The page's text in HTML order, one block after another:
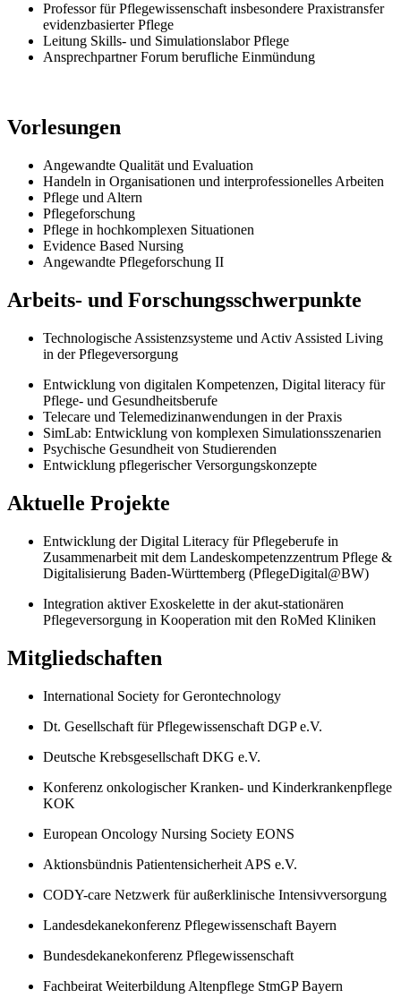
Professor für Pflegewissenschaft insbesondere Praxistransfer
evidenzbasierter Pflege
Leitung Skills- und Simulationslabor Pflege
Ansprechpartner Forum berufliche Einmündung
Vorlesungen
Angewandte Qualität und Evaluation
Handeln in Organisationen und interprofessionelles Arbeiten
Pflege und Altern
Pflegeforschung
Pflege in hochkomplexen Situationen
Evidence Based Nursing
Angewandte Pflegeforschung II
Arbeits- und Forschungsschwerpunkte
Technologische Assistenzsysteme und Activ Assisted Living
in der Pflegeversorgung
Entwicklung von digitalen Kompetenzen, Digital literacy für
Pflege- und Gesundheitsberufe
Telecare und Telemedizinanwendungen in der Praxis
SimLab: Entwicklung von komplexen Simulationsszenarien
Psychische Gesundheit von Studierenden
Entwicklung pflegerischer Versorgungskonzepte
Aktuelle Projekte
Entwicklung der Digital Literacy für Pflegeberufe in
Zusammenarbeit mit dem Landeskompetenzzentrum Pflege &
Digitalisierung Baden-Württemberg (PflegeDigital@BW)
Integration aktiver Exoskelette in der akut-stationären
Pflegeversorgung in Kooperation mit den RoMed Kliniken
Mitgliedschaften
International Society for Gerontechnology
Dt. Gesellschaft für Pflegewissenschaft DGP e.V.
Deutsche Krebsgesellschaft DKG e.V.
Konferenz onkologischer Kranken- und Kinderkrankenpflege
KOK
European Oncology Nursing Society EONS
Aktionsbündnis Patientensicherheit APS e.V.
CODY-care Netzwerk für außerklinische Intensivversorgung
Landesdekanekonferenz Pflegewissenschaft Bayern
Bundesdekanekonferenz Pflegewissenschaft
Fachbeirat Weiterbildung Altenpflege StmGP Bayern